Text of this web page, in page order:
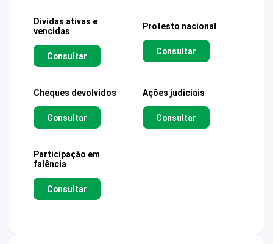
Dívidas ativas e
vencidas
Consultar
Protesto nacional
Consultar
Cheques devolvidos
Consultar
Ações judiciais
Consultar
Participação em
falência
Consultar